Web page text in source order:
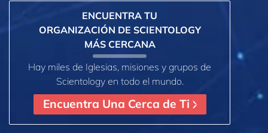
ENCUENTRA TU
ORGANIZACIÓN DE SCIENTOLOGY
MÁS CERCANA
Hay miles de Iglesias, misiones y grupos de
Scientology en todo el mundo.
Encuentra Una Cerca de Ti